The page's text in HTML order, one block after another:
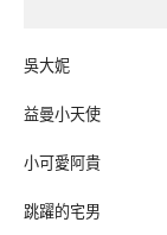
吳大妮
益曼小天使
小可愛阿貴
跳躍的宅男